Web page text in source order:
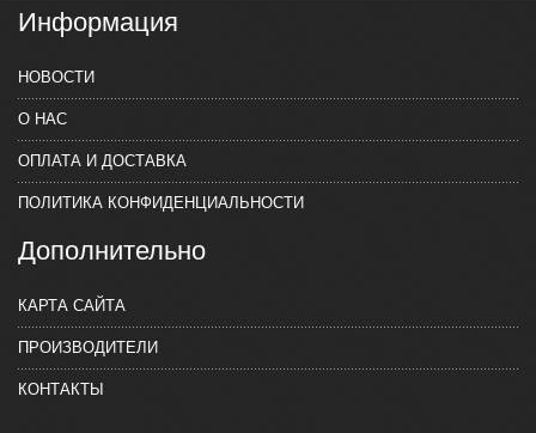
Информация
НОВОСТИ
О НАС
ОПЛАТА И ДОСТАВКА
ПОЛИТИКА КОНФИДЕНЦИАЛЬНОСТИ
Дополнительно
КАРТА САЙТА
ПРОИЗВОДИТЕЛИ
КОНТАКТЫ